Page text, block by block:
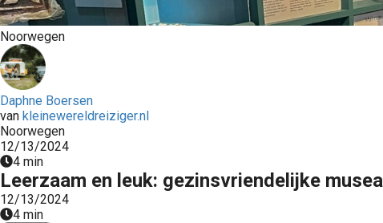
Noorwegen
Daphne Boersen
van kleinewereldreiziger.nl
Noorwegen
12/13/2024
4 min
Leerzaam en leuk: gezinsvriendelijke
12/13/2024
4 min